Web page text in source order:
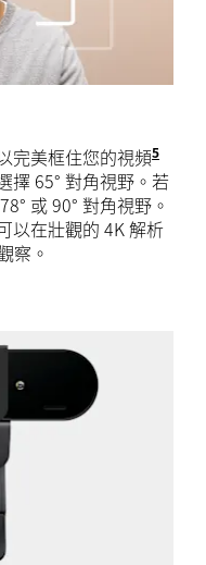
完美框住您的視頻5
擇 65° 對角視野。若
或 90° 對角視野。
以在壯觀的 4K 解析
察。